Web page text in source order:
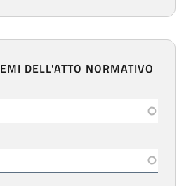
DELL'ATTO NORMATIVO